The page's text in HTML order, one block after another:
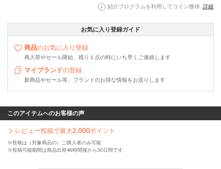
紹介プログラムを利用してコイン獲得 詳細
お気に入り登録ガイド
商品のお気に入り登録
再入荷やセール開始、残り１点の時にいち早くご連絡します
マイブランドの登録
新商品やセール等、ブランドのお得な情報をお送りします
このアイテムへのお客様の声
レビュー投稿で最大2,000ポイント
※投稿は（対象商品の）ご購入者のみ可能
※投稿可能期間は商品出荷48時間後から30日間です